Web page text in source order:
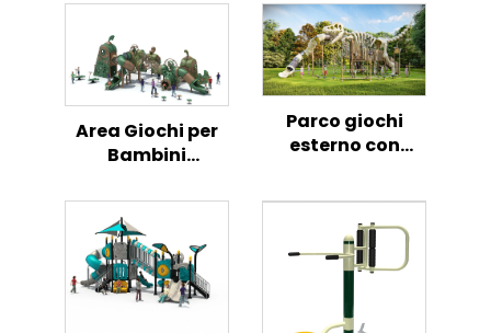
Area Giochi per
Bambini
Set Gioco a Tema
Pollo
Parco giochi
esterno con
tema Dinosauri
in plastica a
forma di Osso